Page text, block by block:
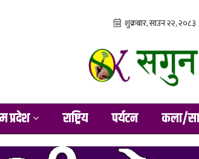
प्रदेश राष्ट्रिय पर्यटन कला/